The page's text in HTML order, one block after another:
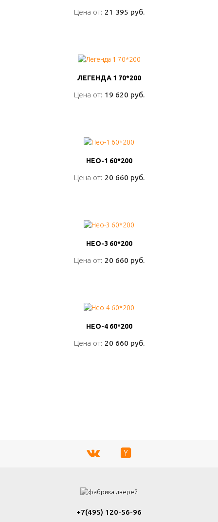
Цена от: 21 395 руб.
Цена от: 21 395 руб.
ЛЕГЕНДА 1 70*200
Цена от: 19 620 руб.
ЛЕГЕНДА 1 70*200
Цена от: 19 620 руб.
НЕО-1 60*200
Цена от: 20 660 руб.
НЕО-1 60*200
Цена от: 20 660 руб.
НЕО-3 60*200
Цена от: 20 660 руб.
НЕО-3 60*200
Цена от: 20 660 руб.
НЕО-4 60*200
Цена от: 20 660 руб.
НЕО-4 60*200
Цена от: 20 660 руб.
+7(495) 120-56-96